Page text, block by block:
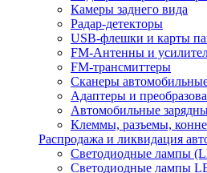
Камеры заднего вида
Радар-детекторы
USB-флешки и карты
FM-Антенны и
FM-трансмиттеры
Сканеры
Адаптеры и
Автомобильные
Клеммы, разъемы,
Распродажа и ликвидация
Светодиодные лампы
Светодиодные лампы